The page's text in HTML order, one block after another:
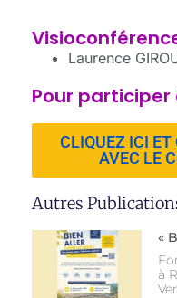
Laurence
Pour participer
CLIQUEZ ICI ET
AVEC LE
Autres
«
à